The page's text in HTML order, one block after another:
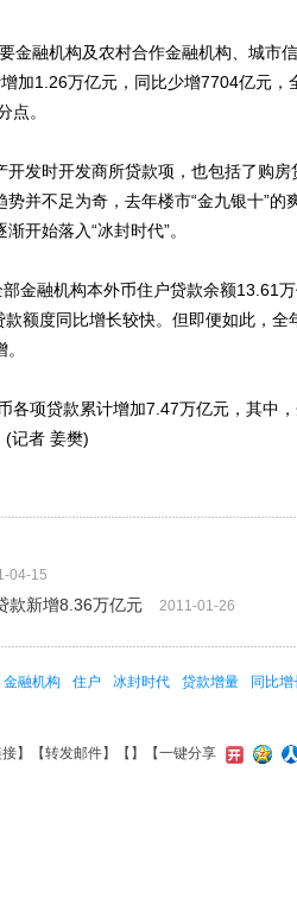
融机构及农村合作金融机构、城市
加1.26万亿元，同比少增7704亿元，
点。
发时开发商所贷款项，也包括了购房
并不足为奇，去年楼市“金九银十”的
开始落入“冰封时代”。
融机构本外币住户贷款余额13.61万
额度同比增长较快。但即便如此，全
项贷款累计增加7.47万亿元，其中，
(记者 姜樊)
04-15
款新增8.36万亿元 2011-01-26
金融机构 住户 冰封时代 贷款增量 同比增
】【转发邮件】【 】 【一键分享